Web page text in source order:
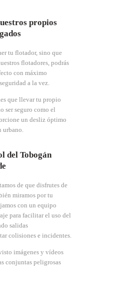
propios
tu flotador, sino que
flotadores, podrás
con máximo
a la vez.
que llevar tu propio
ser seguro como el
un desliz óptimo
urbano.
del Tobogán
de que disfrutes de
miramos por tu
con un equipo
para facilitar el uso del
salidas
colisiones e incidentes.
imágenes y vídeos
conjuntas peligrosas